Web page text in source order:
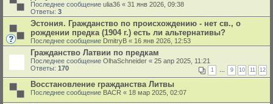
Последнее сообщение ulia36 « 31 янв 2026, 09:38
Ответы: 3
Эстония. Гражданство по происхождению - нет св., о
рождении предка (1904 г.) есть ли альтернативы?
Последнее сообщение DmitryB « 16 янв 2026, 12:53
Гражданство Латвии по предкам
Последнее сообщение OlhaSchneider « 25 апр 2025, 11:21
Ответы: 170 1 … 9 10 11 12
Восстановление гражданства Литвы
Последнее сообщение BACR « 18 мар 2025, 02:07